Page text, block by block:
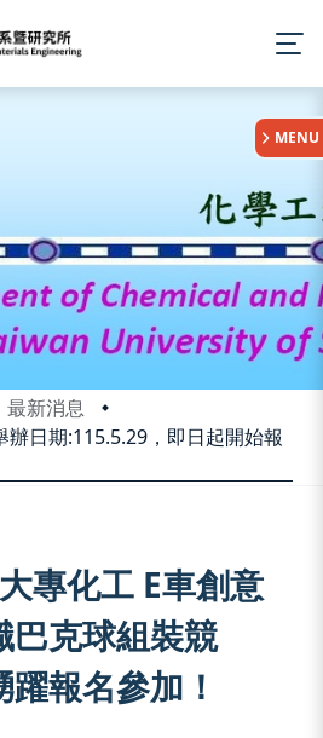
最新消息
日期:115.5.29，即日起開始報
MENU
專化工 E車創意
巴克球組裝競
報名參加！